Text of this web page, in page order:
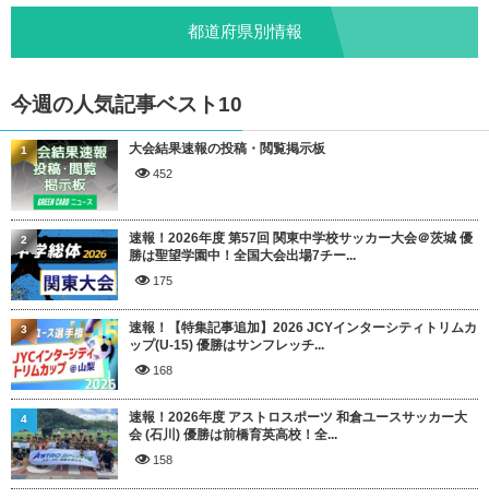
都道府県別情報
今週の人気記事ベスト10
大会結果速報の投稿・閲覧掲示板
452
1
速報！2026年度 第57回 関東中学校サッカー大会＠茨城 優
勝は聖望学園中！全国大会出場7チー...
175
2
速報！【特集記事追加】2026 JCYインターシティトリムカ
ップ(U-15) 優勝はサンフレッチ...
168
3
速報！2026年度 アストロスポーツ 和倉ユースサッカー大
会 (石川) 優勝は前橋育英高校！全...
158
4